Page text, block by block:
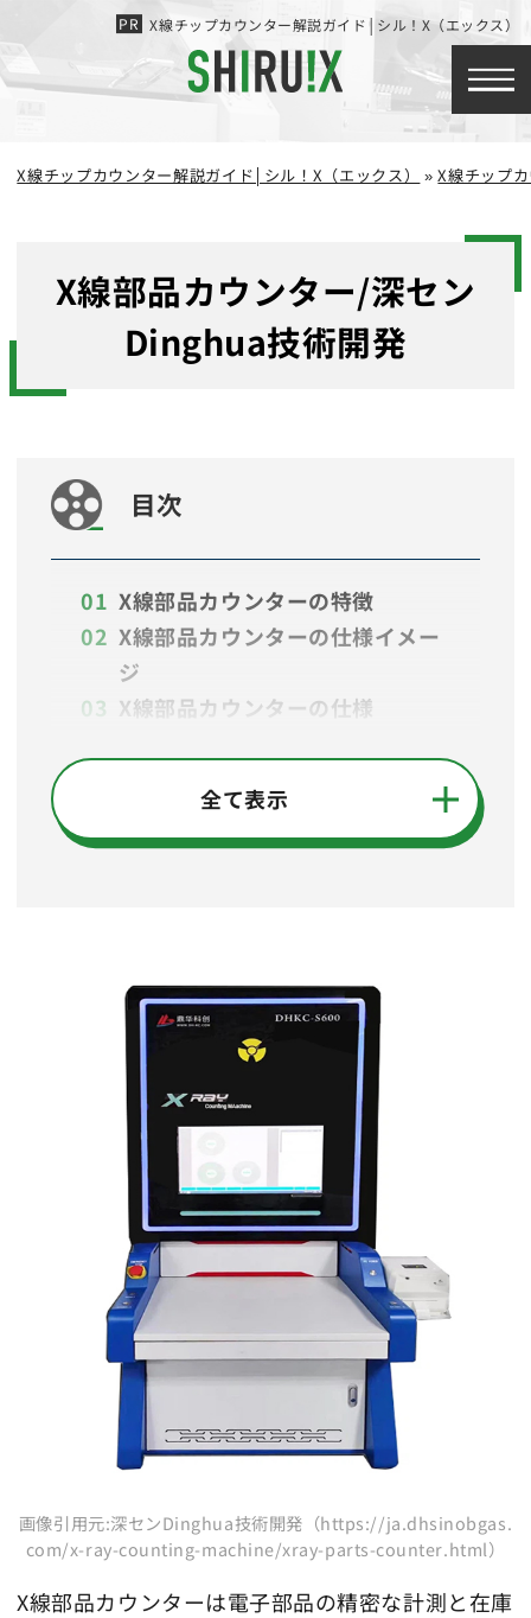
X線チップカウンター解説ガイド│シル！X（エックス）
X線チップカウンター解説ガイド│シル！X（エックス） »X線チップ
X線部品カウンター/深セン
Dinghua技術開発
目次
X線部品カウンターの特徴
X線部品カウンターの仕様イメー
ジ
X線部品カウンターの仕様
X線部品カウンターの導入事例・
お客様からの声
全て表示
画像引用元:深センDinghua技術開発（https://ja.dhsinobgas.
com/x-ray-counting-machine/xray-parts-counter.html）
X線部品カウンターは電子部品の精密な計測と在庫